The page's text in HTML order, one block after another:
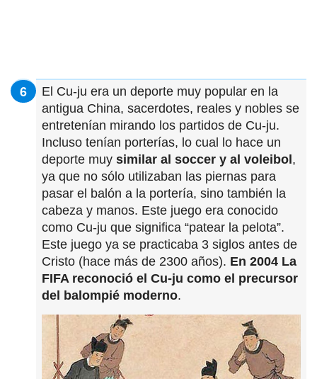
El Cu-ju era un deporte muy popular en la
antigua China, sacerdotes, reales y nobles se
entretenían mirando los partidos de Cu-ju.
Incluso tenían porterías, lo cual lo hace un
deporte muy similar al soccer y al voleibol,
ya que no sólo utilizaban las piernas para
pasar el balón a la portería, sino también la
cabeza y manos. Este juego era conocido
como Cu-ju que significa “patear la pelota”.
Este juego ya se practicaba 3 siglos antes de
Cristo (hace más de 2300 años). En 2004 La
FIFA reconoció el Cu-ju como el precursor
del balompié moderno.